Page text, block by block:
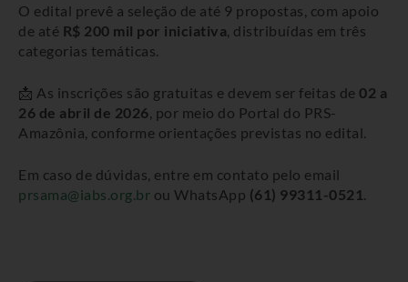
O edital prevê a seleção de até 9 propostas, com apoio
de até R$ 200 mil por iniciativa , distribuídas em três
categorias temáticas.
📩 As inscrições são gratuitas e devem ser feitas de 02 a
26 de abril de 2026 , por meio do Portal do PRS-
Amazônia, conforme orientações previstas no edital.
Em caso de dúvidas, entre em contato pelo email
prsama@iabs.org.br ou WhatsApp (61) 99311-0521